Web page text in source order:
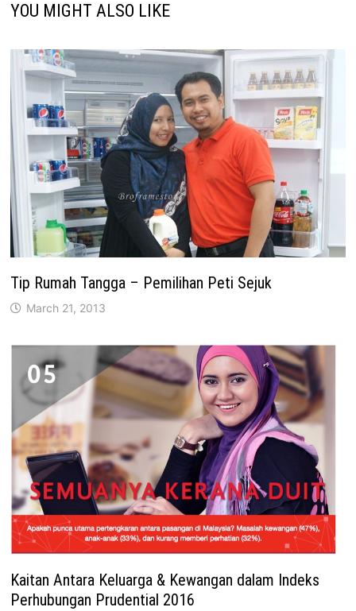
YOU MIGHT ALSO LIKE
Tip Rumah Tangga – Pemilihan Peti Sejuk
March 21, 2013
Kaitan Antara Keluarga & Kewangan dalam Indeks
Perhubungan Prudential 2016